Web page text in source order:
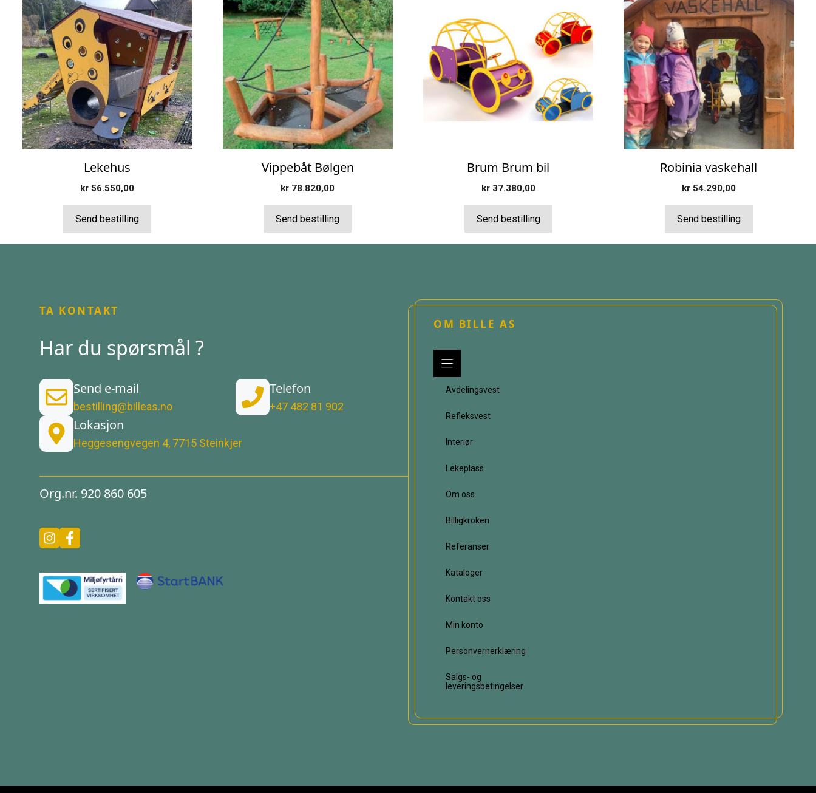
Lekehus
kr 56.550,00
Send bestilling
Vippebåt Bølgen
kr 78.820,00
Send bestilling
Brum Brum bil
kr37.380,00
Send bestilling
flere
varianter.
Alternativene
Robinia vaskehall
kr54.290,00
Send bestilling
TA KONTAKT
Har du spørsmål ?
Send e-mail
bestilling@billeas.no
Telefon
+47 482 81 902
Lokasjon
Heggesengvegen 4, 7715 Steinkjer
Org.nr. 920 860 605
OM BILLE AS
Avdelingsvest
Refleksvest
Interiør
Lekeplass
Om oss
Billigkroken
Referanser
Kataloger
Kontakt oss
Min konto
Personvernerklæring
Salgs- og
leveringsbetingelser